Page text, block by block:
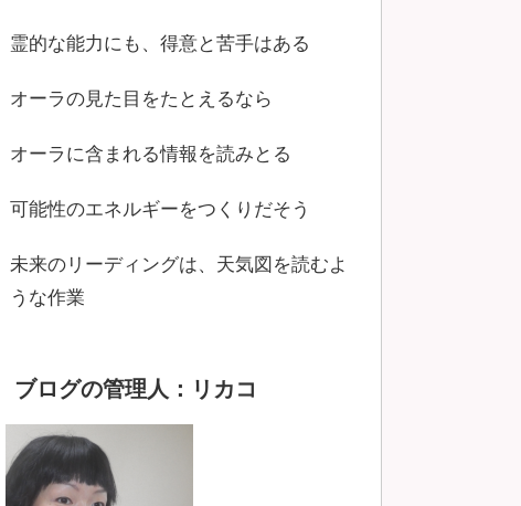
霊的な能力にも、得意と苦手はある
オーラの見た目をたとえるなら
オーラに含まれる情報を読みとる
可能性のエネルギーをつくりだそう
未来のリーディングは、天気図を読むよ
うな作業
ブログの管理人：リカコ